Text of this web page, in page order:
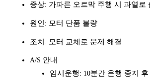
증상: 가파른 오르막 주행 시 과열로
원인 : 모터 단품 불량
조치 : 모터 교체로 문제 해결
A/S 안내
임시운행 : 10분간 운행 중지